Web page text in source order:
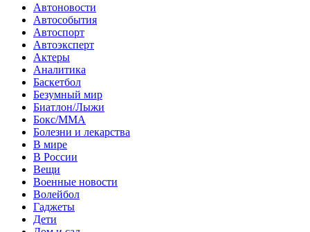
Автоновости
Автособытия
Автоспорт
Автоэксперт
Актеры
Аналитика
Баскетбол
Безумный мир
Биатлон/Лыжи
Бокс/MMA
Болезни и лекарства
В мире
В России
Вещи
Военные новости
Волейбол
Гаджеты
Дети